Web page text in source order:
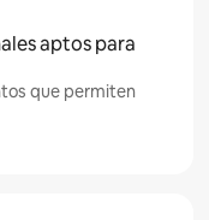
aptos para
que permiten